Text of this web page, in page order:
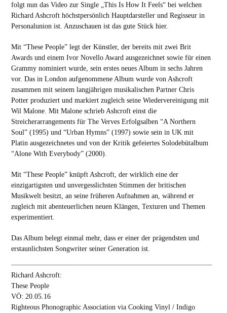
folgt nun das Video zur Single „This Is How It Feels“ bei welchen
Richard Ashcroft höchstpersönlich Hauptdarsteller und Regisseur in
Personalunion ist. Anzuschauen ist das gute Stück hier.
Mit “These People” legt der Künstler, der bereits mit zwei Brit
Awards und einem Ivor Novello Award ausgezeichnet sowie für einen
Grammy nominiert wurde, sein erstes neues Album in sechs Jahren
vor. Das in London aufgenommene Album wurde von Ashcroft
zusammen mit seinem langjährigen musikalischen Partner Chris
Potter produziert und markiert zugleich seine Wiedervereinigung mit
Wil Malone. Mit Malone schrieb Ashcroft einst die
Streicherarrangements für The Verves Erfolgsalben “A Northern
Soul” (1995) und “Urban Hymns” (1997) sowie sein in UK mit
Platin ausgezeichnetes und von der Kritik gefeiertes Solodebütalbum
“Alone With Everybody” (2000).
Mit “These People” knüpft Ashcroft, der wirklich eine der
einzigartigsten und unvergesslichsten Stimmen der britischen
Musikwelt besitzt, an seine früheren Aufnahmen an, während er
zugleich mit abenteuerlichen neuen Klängen, Texturen und Themen
experimentiert.
Das Album belegt einmal mehr, dass er einer der prägendsten und
erstaunlichsten Songwriter seiner Generation ist.
Richard Ashcroft:
These People
VÖ: 20.05.16
Righteous Phonographic Association via Cooking Vinyl / Indigo